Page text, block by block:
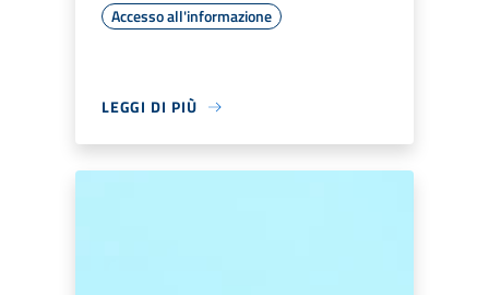
Accesso all'informazione
LEGGI DI PIÙ